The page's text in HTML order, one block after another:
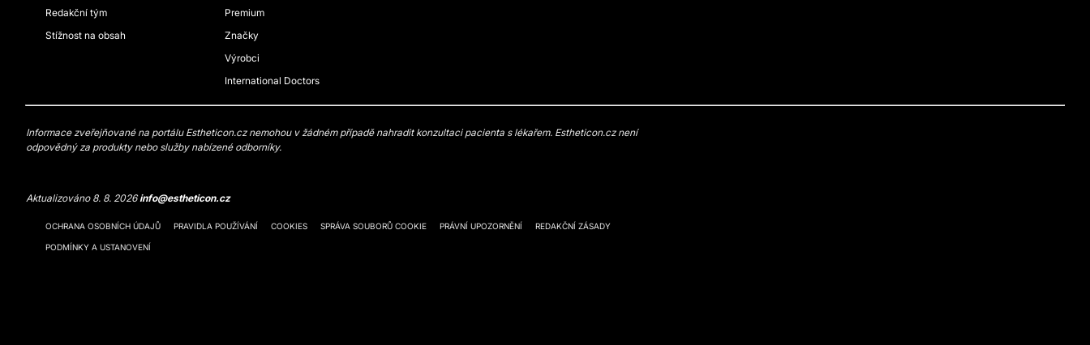
Redakční tým
Stížnost na obsah
Premium
Značky
Výrobci
International Doctors
Informace zveřejňované na portálu Estheticon.cz nemohou v žádném případě nahradit konzultaci pacienta s lékařem. Estheticon.cz není
odpovědný za produkty nebo služby nabízené odborníky.
Aktualizováno 8. 8. 2026info@estheticon.cz
OCHRANA OSOBNÍCH ÚDAJŮ PRAVIDLA POUŽÍVÁNÍ COOKIES SPRÁVA SOUBORŮ COOKIE PRÁVNÍ UPOZORNĚNÍ REDAKČNÍ ZÁSADY
PODMÍNKY A USTANOVENÍ